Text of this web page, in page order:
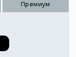
Премиум